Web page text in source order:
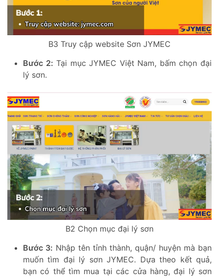
B3 Truy cập website Sơn JYMEC
Bước 2: Tại mục JYMEC Việt Nam, bấm chọn đại
lý sơn.
B2 Chọn mục đại lý sơn
Bước 3: Nhập tên tỉnh thành, quận/ huyện mà bạn
muốn tìm đại lý sơn JYMEC. Dựa theo kết quả,
bạn có thể tìm mua tại các cửa hàng, đại lý sơn